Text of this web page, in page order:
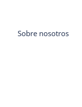
Sobre nosotros